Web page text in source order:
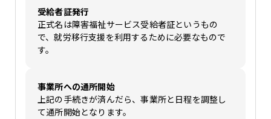
受給者証発行
正式名は障害福祉サービス受給者証というもの
で、就労移行支援を利用するために必要なもので
す。
事業所への通所開始
上記の手続きが済んだら、事業所と日程を調整し
て通所開始となります。